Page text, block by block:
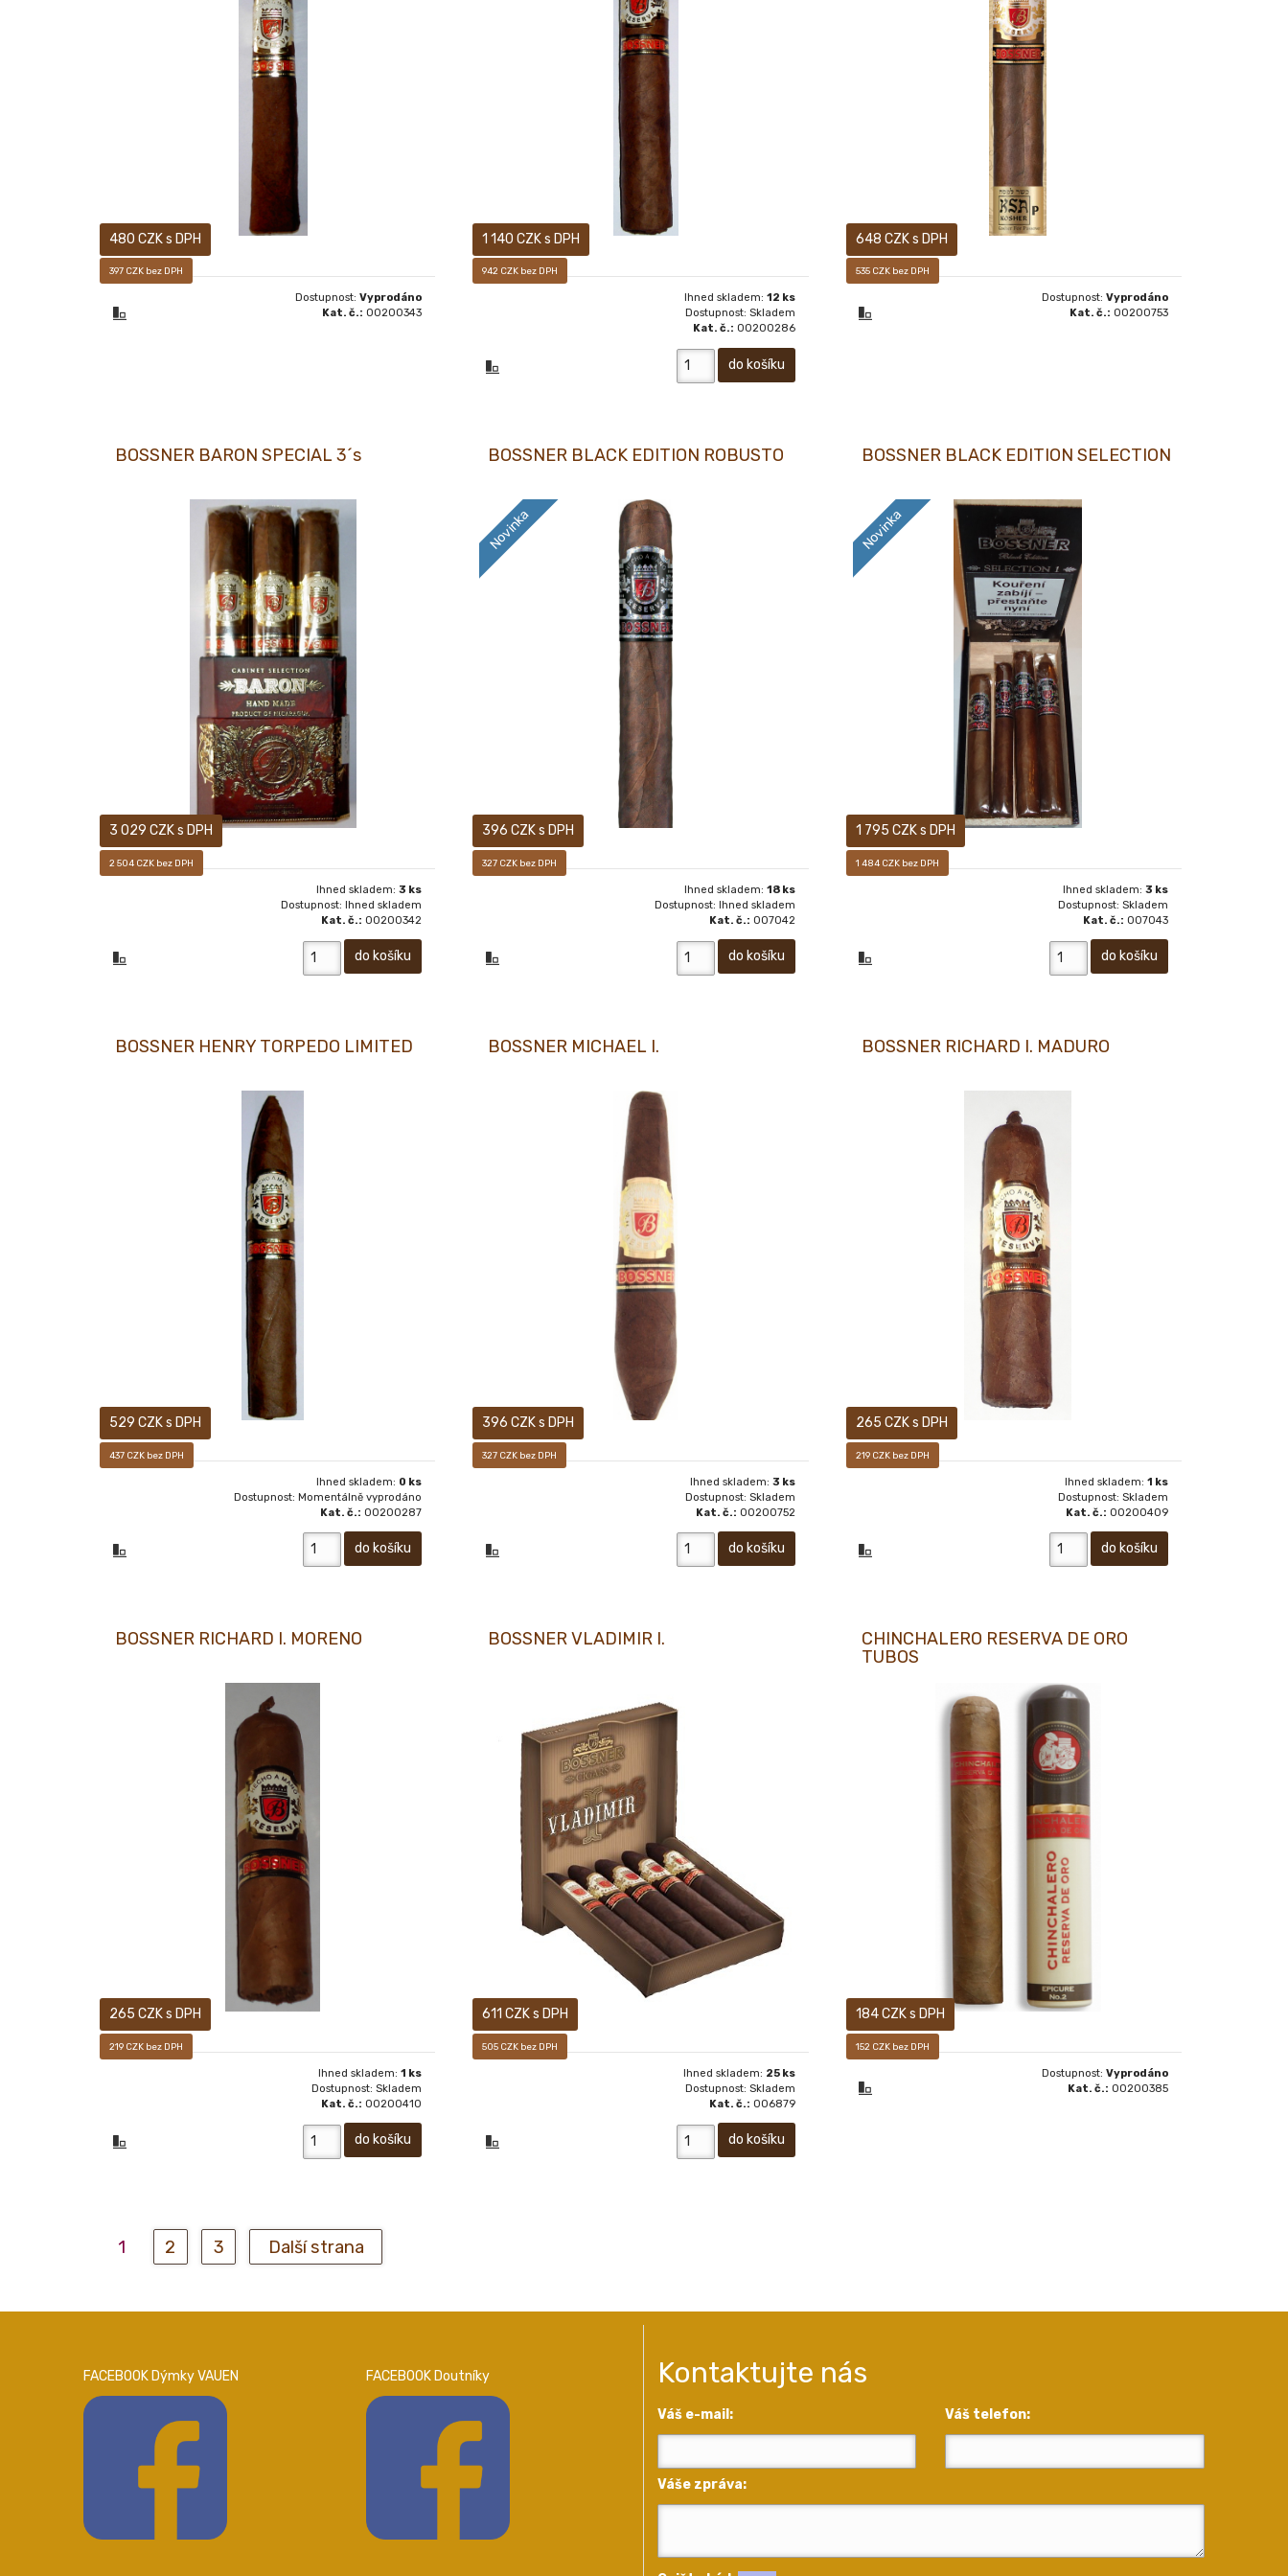
480 CZK s DPH
397 CZK bez DPH
Prodej pouze osobám starších 18-ti let!
Dostupnost:Vyprodáno
Kat. č.: 00200343
1 140 CZK s DPH
942 CZK bez DPH
18+ Luxusní prémiový doutník typu long filler
Ihned skladem: 12 ks
Dostupnost: Skladem
Kat. č.: 00200286
648 CZK s DPH
535 CZK bez DPH
Prodej pouze osobám starších 18-ti let! BARON
Dostupnost: Vyprodáno
Kat. č.: 00200753
3 029 CZK s DPH
2 504 CZK bez DPH
BOSSNER BARON SPECIAL 3´s
BOSSNER BARON SPECIAL 3´s
Ihned skladem:3 ks
Dostupnost: Ihned skladem
Kat. č.: 00200342
396 CZK s DPH
327 CZK bez DPH
BOSSNER BLACK EDITION ROBUSTO
Novinka
18+ Nové doutníky BOSSNER BLACK EDITION
Ihned skladem: 18 ks
Dostupnost: Ihned skladem
Kat. č.: 007042
1 795 CZK s DPH
1 484 CZK bez DPH
BOSSNER BLACK EDITION SELECTION
Novinka
18+ Nové doutníky BOSSNER BLACK EDITION
Ihned skladem: 3 ks
Dostupnost: Skladem
Kat. č.: 007043
529 CZK s DPH
437 CZK bez DPH
BOSSNER HENRY TORPEDO LIMITED
Luxusní prémiový doutník typu long filler
Ihned skladem: 0 ks
Dostupnost: Momentálně vyprodáno
Kat. č.: 00200287
396 CZK s DPH
327 CZK bez DPH
BOSSNER MICHAEL I.
18+ Prodej pouze osobám starších 18-ti let!
Ihned skladem: 3 ks
Dostupnost: Skladem
Kat. č.: 00200752
265 CZK s DPH
219 CZK bez DPH
BOSSNER RICHARD I. MADURO
Ihned skladem: 1 ks
Dostupnost: Skladem
Kat. č.: 00200409
265 CZK s DPH
219 CZK bez DPH
BOSSNER RICHARD I. MORENO
Ihned skladem:1 ks
Dostupnost: Skladem
Kat. č.: 00200410
611 CZK s DPH
505 CZK bez DPH
BOSSNER VLADIMIR I.
18+ Další z řady excelentních doutníků BOSSNER,
série MONARCH. Tvar Campana, délka 14 cm, průměr
2,38 cm. Silné lahodné chuti.
Ihned skladem: 25 ks
Dostupnost: Skladem
Kat. č.: 006879
184 CZK s DPH
152 CZK bez DPH
CHINCHALERO RESERVA DE ORO
TUBOS
Prodej pouze osobám starších 18-ti let!
Dostupnost: Vyprodáno
Kat. č.: 00200385
1 2 3 Další strana
FACEBOOK Dýmky VAUEN FACEBOOK Doutníky Kontaktujte nás
Váš e-mail: Váš telefon:
Váše zpráva: